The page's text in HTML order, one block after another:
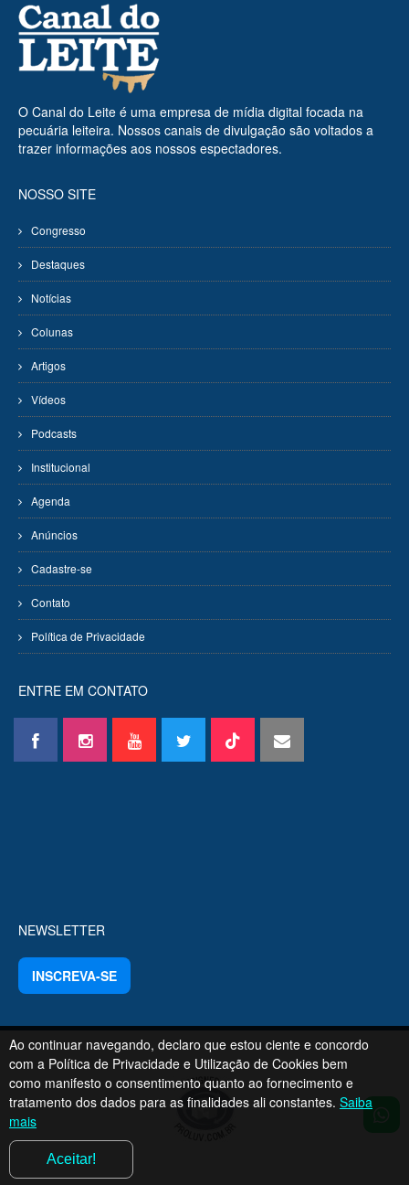
O Canal do Leite é uma empresa de mídia digital focada na
pecuária leiteira. Nossos canais de divulgação são voltados a
trazer informações aos nossos espectadores.
NOSSO SITE
Congresso
Destaques
Notícias
Colunas
Artigos
Vídeos
Podcasts
Institucional
Agenda
Anúncios
Cadastre-se
Contato
Política de Privacidade
ENTRE EM CONTATO
NEWSLETTER
INSCREVA-SE
Ao continuar navegando, declaro que estou ciente e concordo
com a Política de Privacidade e Utilização de Cookies bem
como manifesto o consentimento quanto ao fornecimento e
tratamento dos dados para as finalidades ali constantes. Saiba
mais
Aceitar!